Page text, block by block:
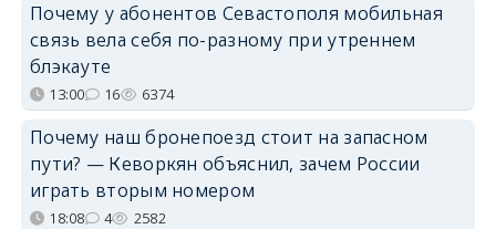
Почему у абонентов Севастополя мобильная
связь вела себя по-разному при утреннем
блэкауте
13:00 16 6374
Почему наш бронепоезд стоит на запасном
пути? — Кеворкян объяснил, зачем России
играть вторым номером
18:08 4 2582